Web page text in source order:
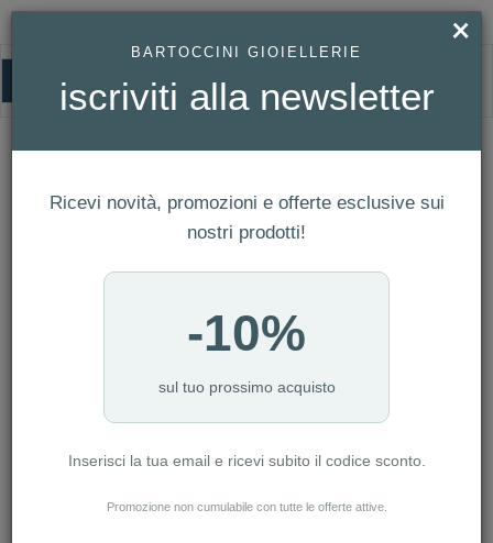
HOMEPAGE
OROLOGIO EBERHARD SCAFOGRAF 300 MCMLIX REF. 41034.VS CP
MCMLIX Ref. 41034.VS CP
×
BARTOCCINI GIOIELLERIE
iscriviti alla newsletter
Ricevi novità, promozioni e offerte esclusive sui
nostri prodotti!
-10%
sul tuo prossimo acquisto
Inserisci la tua email e ricevi subito il codice sconto.
Promozione non cumulabile con tutte le offerte attive.